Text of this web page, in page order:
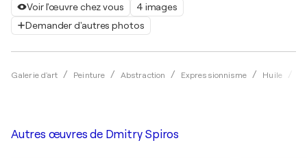
Voir l'œuvre chez vous
4 images
Demander d'autres photos
Galerie d'art Peinture Abstraction Expressionnisme Huile
Autres œuvres de Dmitry Spiros